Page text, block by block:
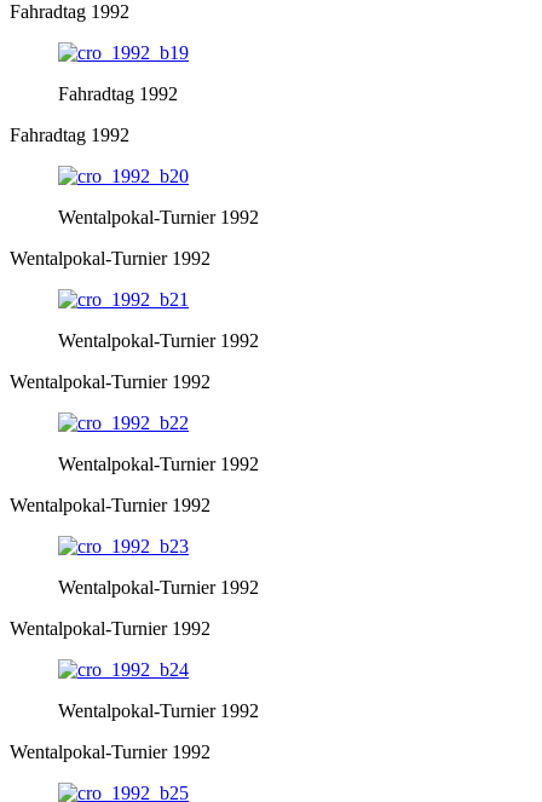
Fahradtag 1992
Fahradtag 1992
Fahradtag 1992
Wentalpokal-Turnier 1992
Wentalpokal-Turnier 1992
Wentalpokal-Turnier 1992
Wentalpokal-Turnier 1992
Wentalpokal-Turnier 1992
Wentalpokal-Turnier 1992
Wentalpokal-Turnier 1992
Wentalpokal-Turnier 1992
Wentalpokal-Turnier 1992
Wentalpokal-Turnier 1992